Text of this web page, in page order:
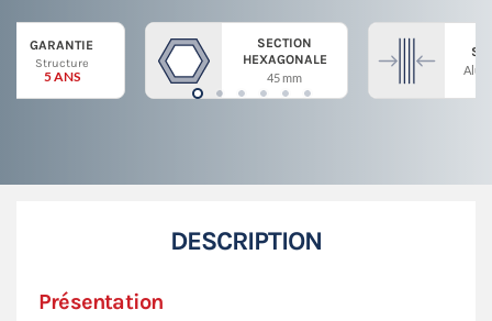
GARANTIE
Structure
5 ANS
SECTION
HEXAGONALE
45 mm
DESCRIPTION
Présentation